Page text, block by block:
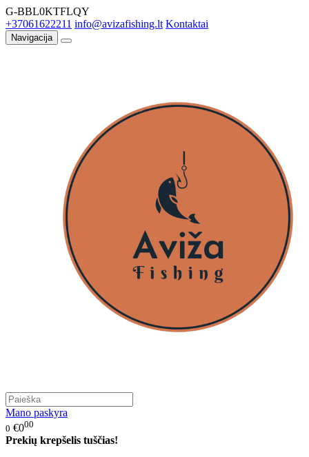
G-BBL0KTFLQY
+37061622211 info@avizafishing.lt Kontaktai
Navigacija
Mano paskyra
0 €000
Prekių krepšelis tuščias!